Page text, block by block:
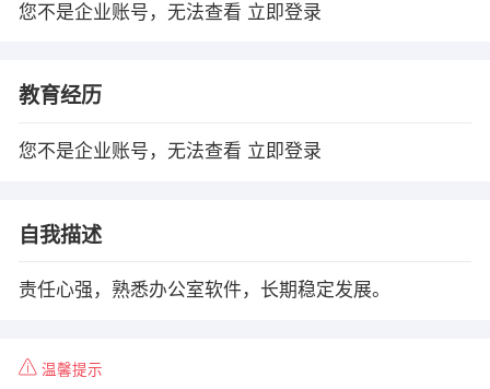
您不是企业账号，无法查看 立即登录
教育经历
您不是企业账号，无法查看 立即登录
自我描述
责任心强，熟悉办公室软件，长期稳定发展。
温馨提示